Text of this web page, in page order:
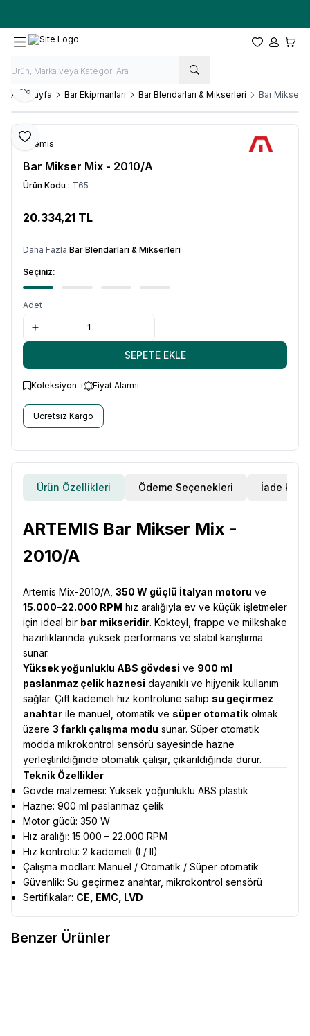
Favorilerim
Hesabım
Ana Sayfa Bar Ekipmanları Bar Blendarları & Mikserleri Bar Mikser
Favoriye Ekle
Paylaş
Artemis
Bar Mikser Mix - 2010/A
Ürün Kodu : T65
20.334,21 TL
Daha Fazla Bar Blendarları & Mikserleri
Seçiniz:
Adet
SEPETE EKLE
Koleksiyon + Fiyat Alarmı
Ücretsiz Kargo
Ürün Özellikleri Ödeme Seçenekleri İade
ARTEMIS Bar Mikser Mix -
2010/A
Artemis Mix-2010/A, 350 W güçlü İtalyan motoru ve
15.000–22.000 RPM hız aralığıyla ev ve küçük işletmeler
için ideal bir bar mikseridir. Kokteyl, frappe ve milkshake
hazırlıklarında yüksek performans ve stabil karıştırma
sunar.
Yüksek yoğunluklu ABS gövdesi ve 900 ml
paslanmaz çelik haznesi dayanıklı ve hijyenik kullanım
sağlar. Çift kademeli hız kontrolüne sahip su geçirmez
anahtar ile manuel, otomatik ve süper otomatik olmak
üzere 3 farklı çalışma modu sunar. Süper otomatik
modda mikrokontrol sensörü sayesinde hazne
yerleştirildiğinde otomatik çalışır, çıkarıldığında durur.
Teknik Özellikler
Gövde malzemesi: Yüksek yoğunluklu ABS plastik
Hazne: 900 ml paslanmaz çelik
Motor gücü: 350 W
Hız aralığı: 15.000 – 22.000 RPM
Hız kontrolü: 2 kademeli (I / II)
Çalışma modları: Manuel / Otomatik / Süper otomatik
Güvenlik: Su geçirmez anahtar, mikrokontrol sensörü
Sertifikalar: CE, EMC, LVD
Benzer Ürünler